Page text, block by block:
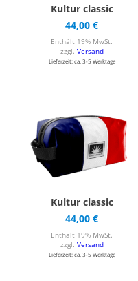
Kultur classic
44,00€
Enthält 19% MwSt.
zzgl. Versand
Lieferzeit: ca. 3-5 Werktage
Kultur classic
44,00€
Enthält 19% MwSt.
zzgl. Versand
Lieferzeit: ca. 3-5 Werktage